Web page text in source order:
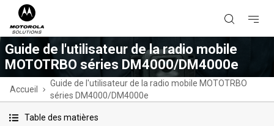
Guide de l'utilisateur de la radio mobile
MOTOTRBO séries DM4000/DM4000e
Accueil
Guide de l'utilisateur de la radio mobile MOTOTRBO
séries DM4000/DM4000e
Table des matières